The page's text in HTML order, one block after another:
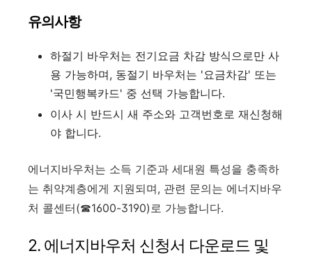
유의사항
하절기 바우처는 전기요금 차감 방식으로만 사
용 가능하며, 동절기 바우처는 '요금차감' 또는
'국민행복카드' 중 선택 가능합니다.
이사 시 반드시 새 주소와 고객번호로 재신청해
야 합니다.
에너지바우처는 소득 기준과 세대원 특성을 충족하
는 취약계층에게 지원되며, 관련 문의는 에너지바우
처 콜센터(☎1600-3190)로 가능합니다.
2. 에너지바우처 신청서 다운로드 및